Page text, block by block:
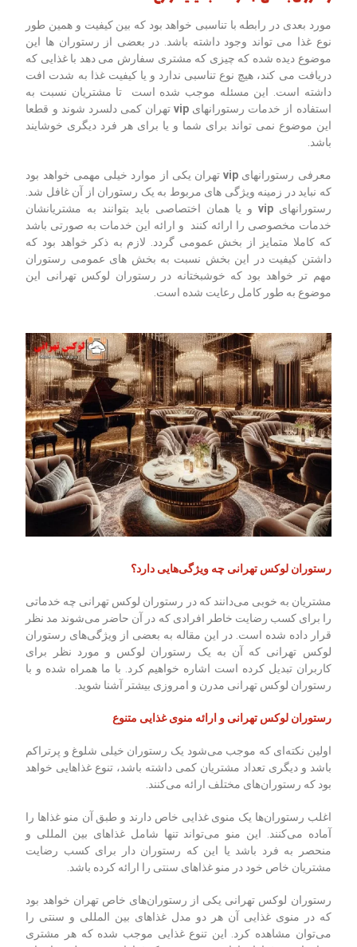
مورد بعدی در رابطه با تناسبی خواهد بود که بین کیفیت و همین طور
نوع غذا می تواند وجود داشته باشد. در بعضی از رستوران ها این
موضوع دیده شده که چیزی که مشتری سفارش می دهد با غذایی که
دریافت می کند، هیچ نوع تناسبی ندارد و یا کیفیت غذا به شدت افت
داشته است. این مسئله موجب شده است تا مشتریان نسبت به
استفاده از خدمات رستورانهای vipتهران کمی دلسرد شوند و قطعا
این موضوع نمی تواند برای شما و یا برای هر فرد دیگری خوشایند
باشد.
معرفی رستورانهای vipتهران یکی از موارد خیلی مهمی خواهد بود
که نباید در زمینه ویژگی های مربوط به یک رستوران از آن غافل شد.
رستورانهایvip و یا همان اختصاصی باید بتوانند به مشتریانشان
خدمات مخصوصی را ارائه کنند و ارائه این خدمات به صورتی باشد
که کاملا متمایز از بخش عمومی گردد. لازم به ذکر خواهد بود که
داشتن کیفیت در این بخش نسبت به بخش های عمومی رستوران
مهم تر خواهد بود که خوشبختانه در رستوران لوکس تهرانی این
موضوع به طور کامل رعایت شده است.
رستوران لوکس تهرانی چه ویژگی‌هایی دارد؟
مشتریان به خوبی می‌دانند که در رستوران لوکس تهرانی چه خدماتی
را برای کسب رضایت خاطر افرادی که در آن حاضر می‌شوند مد نظر
قرار داده شده است. در این مقاله به بعضی از ویژگی‌های رستوران
لوکس تهرانی که آن به یک رستوران لوکس و مورد نظر برای
کاربران تبدیل کرده است اشاره خواهیم کرد. با ما همراه شده و با
رستوران لوکس تهرانی مدرن و امروزی بیشتر آشنا شوید.
رستوران لوکس تهرانی و ارائه منوی غذایی متنوع
اولین نکته‌ای که موجب می‌شود یک رستوران خیلی شلوغ و پرتراکم
باشد و دیگری تعداد مشتریان کمی داشته باشد، تنوع غذاهایی خواهد
بود که رستوران‌های مختلف ارائه می‌کنند.
اغلب رستوران‌ها یک منوی غذایی خاص دارند و طبق آن منو غذاها را
آماده می‌کنند. این منو می‌تواند تنها شامل غذاهای بین المللی و
منحصر به فرد باشد یا این که رستوران دار برای کسب رضایت
مشتریان خاص خود در منو غذاهای سنتی را ارائه کرده باشد.
رستوران لوکس تهرانی یکی از رستوران‌های خاص تهران خواهد بود
که در منوی غذایی آن هر دو مدل غذاهای بین المللی و سنتی را
می‌توان مشاهده کرد. این تنوع غذایی موجب شده که هر مشتری